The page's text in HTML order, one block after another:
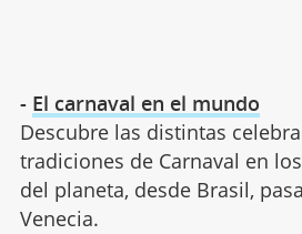
- El carnaval en el mundo
Descubre las distintas
tradiciones de Carnaval en
del planeta, desde Brasil,
Venecia.